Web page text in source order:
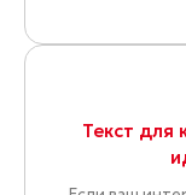
Текст для